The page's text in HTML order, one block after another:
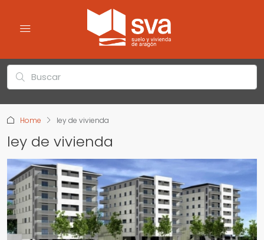
Home ley de vivienda
ley de vivienda